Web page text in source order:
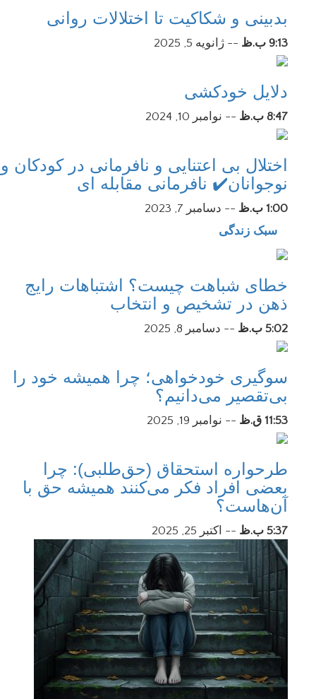
بدبینی و شکاکیت تا اختلالات روانی
9:13 ب.ظ -- ژانویه 5, 2025
دلایل خودکشی
8:47 ب.ظ -- نوامبر 10, 2024
اختلال بی اعتنایی و نافرمانی در کودکان و
نوجوانان✔️ نافرمانی مقابله ای
1:00 ب.ظ -- دسامبر 7, 2023
سبک زندگی
خطای شباهت چیست؟ اشتباهات رایج
ذهن در تشخیص و انتخاب
5:02 ب.ظ -- دسامبر 8, 2025
سوگیری خودخواهی؛ چرا همیشه خود را
بی‌تقصیر می‌دانیم؟
11:53 ق.ظ -- نوامبر 19, 2025
طرحواره استحقاق (حق‌طلبی): چرا
بعضی افراد فکر می‌کنند همیشه حق با
آن‌هاست؟
5:37 ب.ظ -- اکتبر 25, 2025